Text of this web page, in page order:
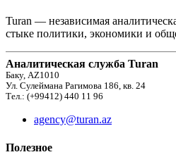
Turan — независимая
стыке политики, экономики и
Аналитическая служба Turan
Баку, AZ1010
Ул. Сулеймана Рагимова 186, кв. 24
Тел.: (+99412) 440 11 96
agency@turan.az
Полезное